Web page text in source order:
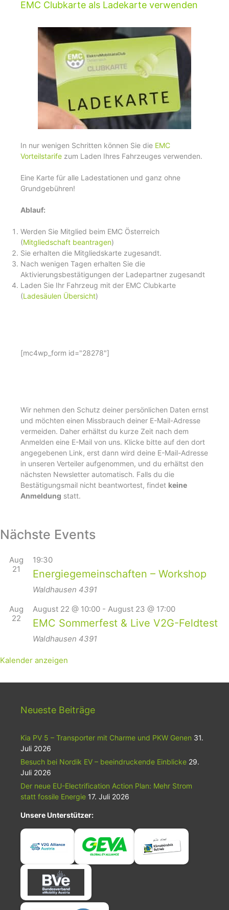
EMC Clubkarte als Ladekarte verwenden
In nur wenigen Schritten können Sie die EMC
Vorteilstarife zum Laden Ihres Fahrzeuges verwenden.
Eine Karte für alle Ladestationen und ganz ohne
Grundgebühren!
Ablauf:
Werden Sie Mitglied beim EMC Österreich
(Mitgliedschaft beantragen)
Sie erhalten die Mitgliedskarte zugesandt.
Nach wenigen Tagen erhalten Sie die
Aktivierungsbestätigungen der Ladepartner zugesandt
Laden Sie Ihr Fahrzeug mit der EMC Clubkarte
(Ladesäulen Übersicht)
[mc4wp_form id="28278"]
Wir nehmen den Schutz deiner persönlichen Daten ernst
und möchten einen Missbrauch deiner E-Mail-Adresse
vermeiden. Daher erhältst du kurze Zeit nach dem
Anmelden eine E-Mail von uns. Klicke bitte auf den dort
angegebenen Link, erst dann wird deine E-Mail-Adresse
in unseren Verteiler aufgenommen, und du erhältst den
nächsten Newsletter automatisch. Falls du die
Bestätigungsmail nicht beantwortest, findet keine
Anmeldung statt.
Nächste Events
Aug
21
19:30
Energiegemeinschaften – Workshop
Waldhausen 4391
Aug
22
August 22 @ 10:00 - August 23 @ 17:00
EMC Sommerfest & Live V2G-Feldtest
Waldhausen 4391
Kalender anzeigen
Neueste Beiträge
Kia PV 5 – Transporter mit Charme und PKW Genen 31.
Juli 2026
Besuch bei Nordik EV – beeindruckende Einblicke 29.
Juli 2026
Der neue EU-Electrification Action Plan: Mehr Strom
statt fossile Energie 17. Juli 2026
Unsere Unterstützer: